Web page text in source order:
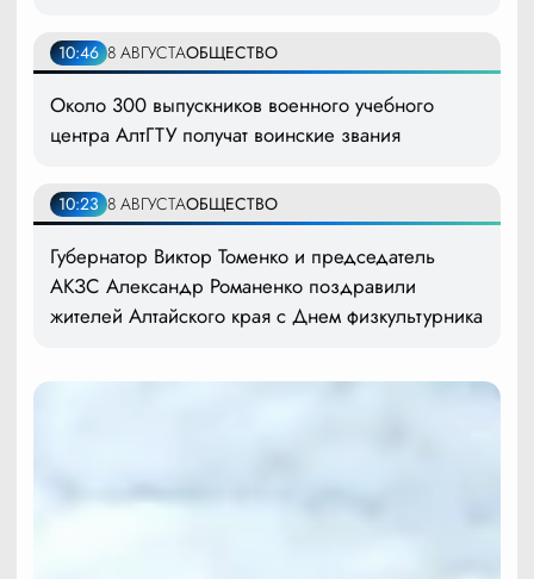
10:46 8 АВГУСТАОБЩЕСТВО
Около 300 выпускников военного учебного
центра АлтГТУ получат воинские звания
10:23 8 АВГУСТАОБЩЕСТВО
Губернатор Виктор Томенко и председатель
АКЗС Александр Романенко поздравили
жителей Алтайского края с Днем физкультурника